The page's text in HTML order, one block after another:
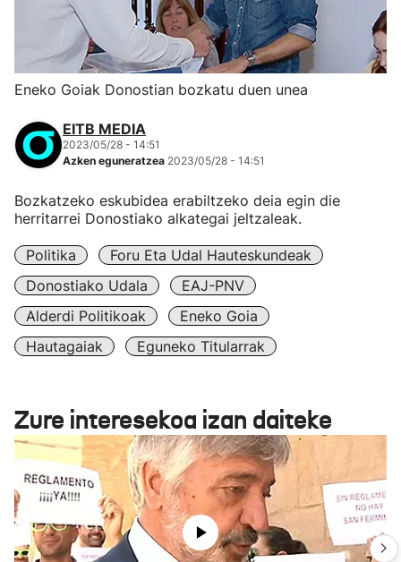
Eneko Goiak Donostian bozkatu duen unea
EITB MEDIA
2023/05/28 - 14:51
Azken eguneratzea 2023/05/28 - 14:51
Bozkatzeko eskubidea erabiltzeko deia egin die
herritarrei Donostiako alkategai jeltzaleak.
Politika
Foru Eta Udal Hauteskundeak
Donostiako Udala
EAJ-PNV
Alderdi Politikoak
Eneko Goia
Hautagaiak
Eguneko Titularrak
Zure interesekoa izan daiteke